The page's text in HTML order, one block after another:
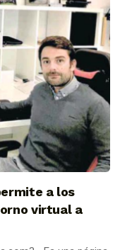
a los
virtual a